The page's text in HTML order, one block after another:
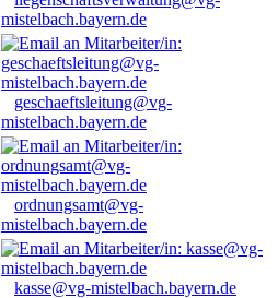
mistelbach.bayern.de
geschaeftsleitung@vg-
mistelbach.bayern.de
ordnungsamt@vg-
mistelbach.bayern.de
kasse@vg-mistelbach.bayern.de